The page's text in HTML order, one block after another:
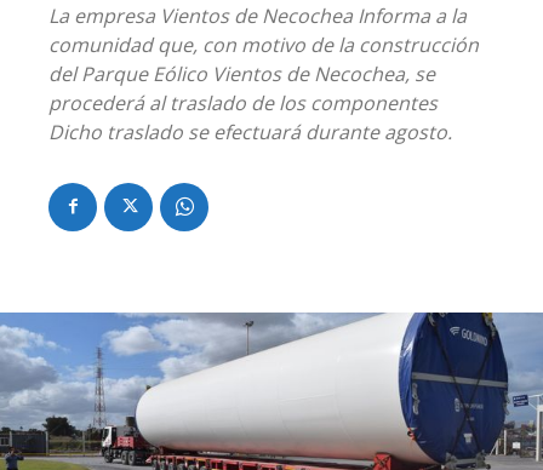
La empresa Vientos de Necochea Informa a la
comunidad que, con motivo de la construcción
del Parque Eólico Vientos de Necochea, se
procederá al traslado de los componentes
Dicho traslado se efectuará durante agosto.